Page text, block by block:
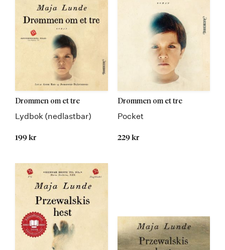
Drømmen om et tre
Lydbok (nedlastbar)
199 kr
Drømmen om et tre
Pocket
229 kr